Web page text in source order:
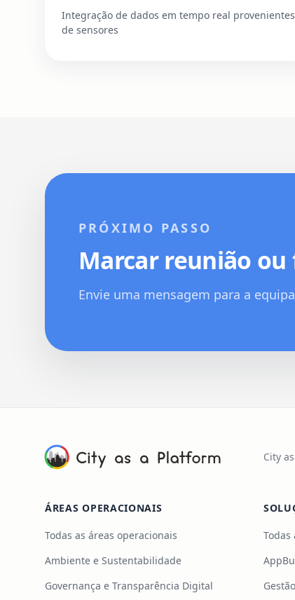
Integração de dados em tempo real provenientes
de sensores
PRÓXIMO PASSO
Marcar reunião
Envie uma mensagem para a
City
ÁREAS OPERACIONAIS
Todas as áreas operacionais
Ambiente e Sustentabilidade
Governança e Transparência Digital
Todas